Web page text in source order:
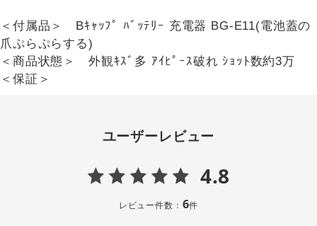
＜付属品＞ Bｷｬｯﾌﾟ ﾊﾞｯﾃﾘｰ 充電器 BG-E11(電池蓋の
爪ぷらぷらする)
＜商品状態＞ 外観ｷｽﾞ多 ｱｲﾋﾟｰｽ破れ ｼｮｯﾄ数約3万
＜保証＞
ユーザーレビュー
4.8
レビュー件数： 6件